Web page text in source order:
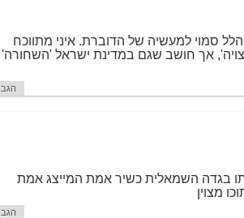
סמוי למעשיה של הדוברת. איני מתווכח
אך חושב שגם במדינת ישראל 'השחורה'
הגב
בגדה השמאלית כשיר אמת המייצג אמת
מצוין
הגב